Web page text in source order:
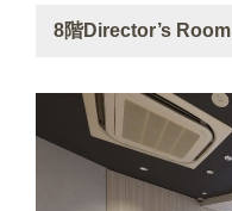
8階Director’s Room